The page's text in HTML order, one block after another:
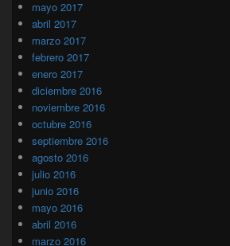
mayo 2017
abril 2017
marzo 2017
febrero 2017
enero 2017
diciembre 2016
noviembre 2016
octubre 2016
septiembre 2016
agosto 2016
julio 2016
junio 2016
mayo 2016
abril 2016
marzo 2016